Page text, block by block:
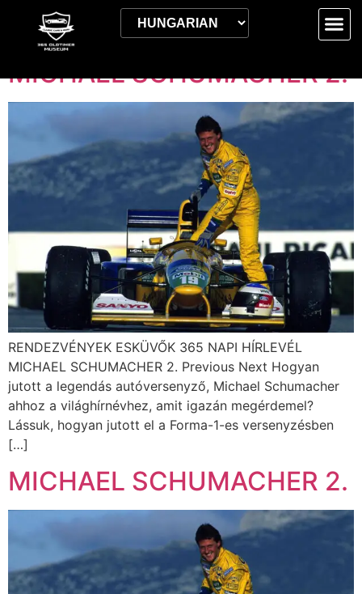
Címke: 2024.03.08.
MICHAEL SCHUMACHER 2.
RENDEZVÉNYEK ESKÜVŐK 365 NAPI HÍRLEVÉL
MICHAEL SCHUMACHER 2. Previous Next Hogyan
jutott a legendás autóversenyző, Michael Schumacher
ahhoz a világhírnévhez, amit igazán megérdemel?
Lássuk, hogyan jutott el a Forma-1-es versenyzésben
[…]
MICHAEL SCHUMACHER 2.